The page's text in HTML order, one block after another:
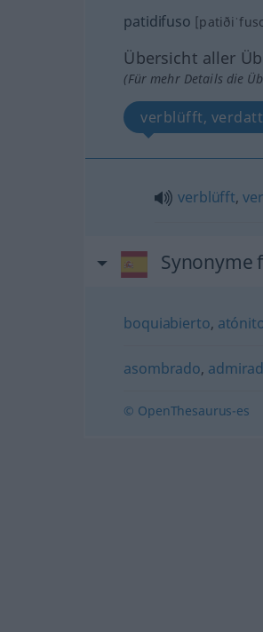
patidifuso
Übersicht aller
(Für mehr Details die
verblüfft,
verblüfft,
Synonyme
boquiabierto,
asombrado,
© OpenThesaurus-es